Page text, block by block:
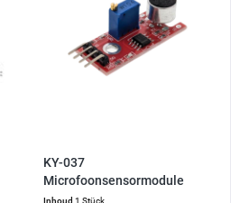
KY-037
Microfoonsensormodule
Inhoud 1 Stück